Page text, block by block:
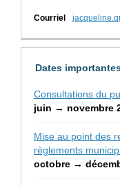
Courriel
Dates
Consultations du
juin → novembre
Mise au point des
règlements
octobre →